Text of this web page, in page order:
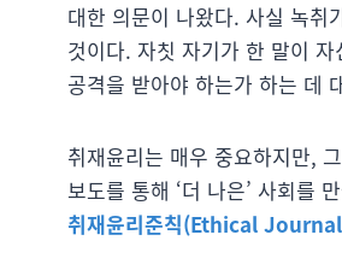
대한 의문이 나왔다. 사실 녹취
것이다. 자칫 자기가 한 말이
공격을 받아야 하는가 하는 데
취재윤리는 매우 중요하지만,
보도를 통해 ‘더 나은’ 사회를
취재윤리준칙(Ethical